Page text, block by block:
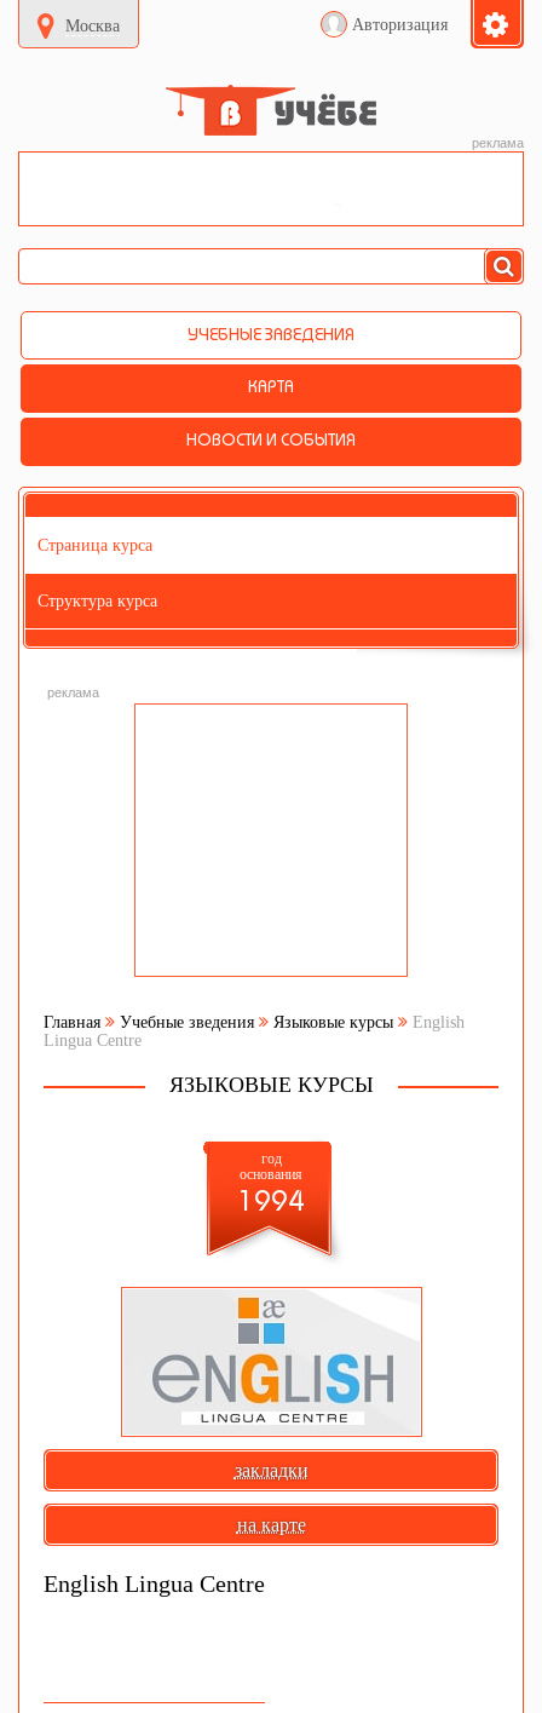
Москва Авторизация
реклама
УЧЕБНЫЕ ЗАВЕДЕНИЯ
КАРТА
НОВОСТИ И СОБЫТИЯ
Страница курса
Структура курса
реклама
Главная Учебные зведения Языковые курсы
English
Lingua Centre
ЯЗЫКОВЫЕ КУРСЫ
год
основания
1994
закладки
на карте
English Lingua Centre